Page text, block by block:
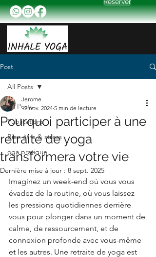
Post
All Posts
Publications
Bien être & stress
oga pratique
All Posts
Pourquoi participer à une
retraite de yoga
transformera votre vie
Jerome
12 nov. 2024 5 min de lecture
Dernière mise à jour : 8 sept. 2025
Imaginez un week-end où vous vous
évadez de la routine, où vous laissez
les pressions quotidiennes derrière
vous pour plonger dans un moment de
calme, de ressourcement, et de
connexion profonde avec vous-même
et les autres. Une retraite de yoga est